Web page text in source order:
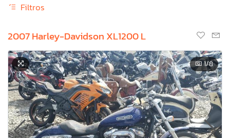
Filtros
2007 Harley-Davidson XL1200 L
1/8